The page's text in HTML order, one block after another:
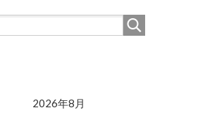
2026年8月